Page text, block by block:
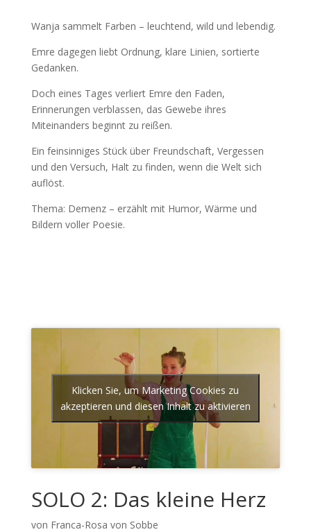
Wanja sammelt Farben – leuchtend, wild und lebendig.
Emre dagegen liebt Ordnung, klare Linien, sortierte
Gedanken.
Doch eines Tages verliert Emre den Faden,
Erinnerungen verblassen, das Gewebe ihres
Miteinanders beginnt zu reißen.
Ein feinsinniges Stück über Freundschaft, Vergessen
und den Versuch, Halt zu finden, wenn die Welt sich
auflöst.
Thema: Demenz – erzählt mit Humor, Wärme und
Bildern voller Poesie.
Klicken Sie, um Marketing Cookies zu
akzeptieren und diesen Inhalt zu aktivieren
SOLO 2: Das kleine Herz
von Franca-Rosa von Sobbe